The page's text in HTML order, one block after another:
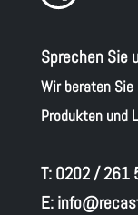
Sprechen Sie
Wir beraten
Produkten und
T: 0202 / 261
E: